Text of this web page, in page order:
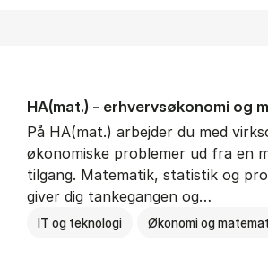
HA(mat.) - erhvervs­økonomi og
På HA(mat.) arbejder du med
økonomiske problemer ud fra en
tilgang. Matematik, statistik og
giver dig tankegangen og…
IT og teknologi Økonomi og